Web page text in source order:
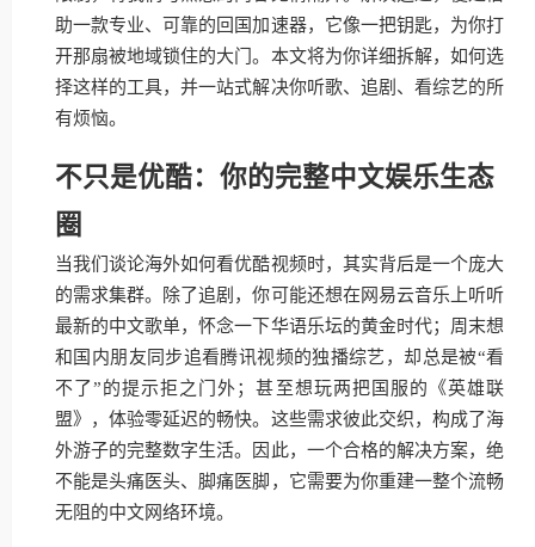
助一款专业、可靠的回国加速器，它像一把钥匙，为你打
开那扇被地域锁住的大门。本文将为你详细拆解，如何选
择这样的工具，并一站式解决你听歌、追剧、看综艺的所
有烦恼。
不只是优酷：你的完整中文娱乐生态
圈
当我们谈论海外如何看优酷视频时，其实背后是一个庞大
的需求集群。除了追剧，你可能还想在网易云音乐上听听
最新的中文歌单，怀念一下华语乐坛的黄金时代；周末想
和国内朋友同步追看腾讯视频的独播综艺，却总是被“看
不了”的提示拒之门外；甚至想玩两把国服的《英雄联
盟》，体验零延迟的畅快。这些需求彼此交织，构成了海
外游子的完整数字生活。因此，一个合格的解决方案，绝
不能是头痛医头、脚痛医脚，它需要为你重建一整个流畅
无阻的中文网络环境。